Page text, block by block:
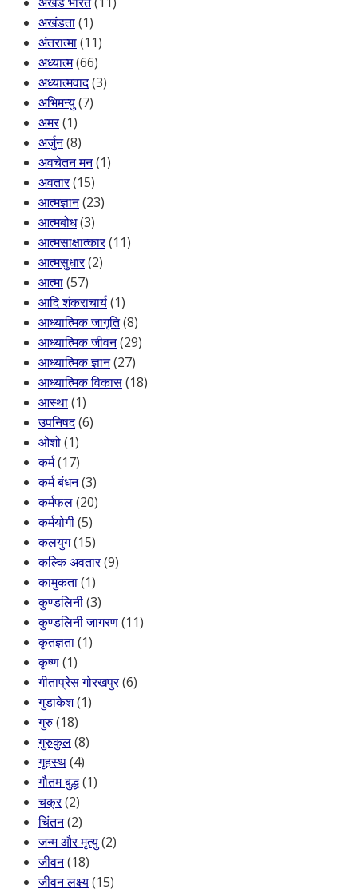
अखंडता(1)
अंतरात्मा(11)
अध्यात्म(66)
अध्यात्मवाद(3)
अभिमन्यु(7)
अमर(1)
अर्जुन(8)
अवचेतन मन(1)
अवतार(15)
आत्मज्ञान(23)
आत्मबोध(3)
आत्मसाक्षात्कार(11)
आत्मसुधार(2)
आत्मा(57)
आदि शंकराचार्य(1)
आध्यात्मिक जागृति(8)
आध्यात्मिक जीवन(29)
आध्यात्मिक ज्ञान(27)
आध्यात्मिक विकास(18)
आस्था(1)
उपनिषद(6)
ओशो(1)
कर्म(17)
कर्म बंधन(3)
कर्मफल(20)
कर्मयोगी(5)
कलयुग(15)
कल्कि अवतार(9)
कामुकता(1)
कुण्डलिनी(3)
कुण्डलिनी जागरण(11)
कृतज्ञता(1)
कृष्ण(1)
गीताप्रेस गोरखपुर(6)
गुडाकेश(1)
गुरु(18)
गुरुकुल(8)
गृहस्थ(4)
गौतम बुद्ध(1)
चक्र(2)
चिंतन(2)
जन्म और मृत्यु(2)
जीवन(18)
जीवन लक्ष्य(15)